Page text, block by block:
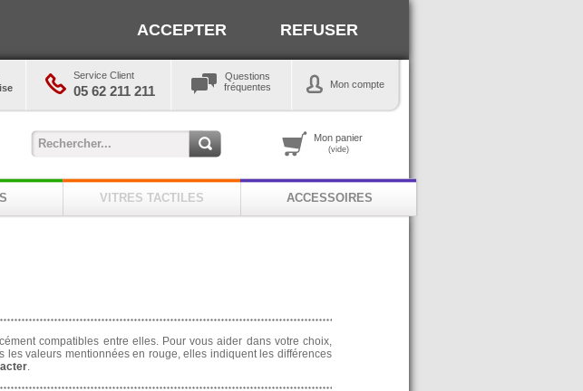
ACCEPTER REFUSER
Service Client
05 62 211 211
Questions
fréquentes
Mon compte
Mon panier
(vide)
VITRES TACTILES ACCESSOIRES
compatibles entre elles. Pour vous aider dans votre choix,
valeurs mentionnées en rouge, elles indiquent les différences
.